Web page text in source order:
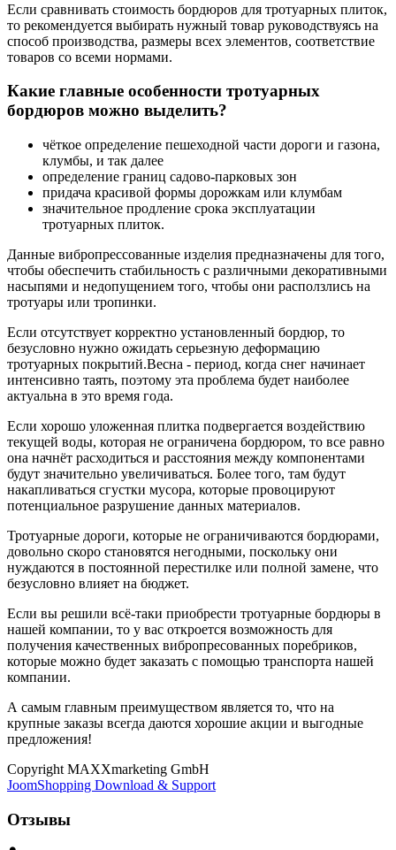
Если сравнивать стоимость бордюров для тротуарных плиток,
то рекомендуется выбирать нужный товар руководствуясь на
способ производства, размеры всех элементов, соответствие
товаров со всеми нормами.
Какие главные особенности тротуарных
бордюров можно выделить?
чёткое определение пешеходной части дороги и газона,
клумбы, и так далее
определение границ садово-парковых зон
придача красивой формы дорожкам или клумбам
значительное продление срока эксплуатации
тротуарных плиток.
Данные вибропрессованные изделия предназначены для того,
чтобы обеспечить стабильность с различными декоративными
насыпями и недопущением того, чтобы они расползлись на
тротуары или тропинки.
Если отсутствует корректно установленный бордюр, то
безусловно нужно ожидать серьезную деформацию
тротуарных покрытий.Весна - период, когда снег начинает
интенсивно таять, поэтому эта проблема будет наиболее
актуальна в это время года.
Если хорошо уложенная плитка подвергается воздействию
текущей воды, которая не ограничена бордюром, то все равно
она начнёт расходиться и расстояния между компонентами
будут значительно увеличиваться. Более того, там будут
накапливаться сгустки мусора, которые провоцируют
потенциальное разрушение данных материалов.
Тротуарные дороги, которые не ограничиваются бордюрами,
довольно скоро становятся негодными, поскольку они
нуждаются в постоянной перестилке или полной замене, что
безусловно влияет на бюджет.
Если вы решили всё-таки приобрести тротуарные бордюры в
нашей компании, то у вас откроется возможность для
получения качественных вибропресованных поребриков,
которые можно будет заказать с помощью транспорта нашей
компании.
А самым главным преимуществом является то, что на
крупные заказы всегда даются хорошие акции и выгодные
предложения!
Copyright MAXXmarketing GmbH
JoomShopping Download & Support
Отзывы